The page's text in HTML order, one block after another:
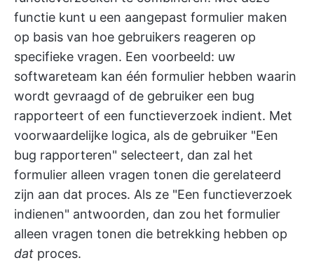
functie kunt u een aangepast formulier maken
op basis van hoe gebruikers reageren op
specifieke vragen. Een voorbeeld: uw
softwareteam kan één formulier hebben waarin
wordt gevraagd of de gebruiker een bug
rapporteert of een functieverzoek indient. Met
voorwaardelijke logica, als de gebruiker "Een
bug rapporteren" selecteert, dan zal het
formulier alleen vragen tonen die gerelateerd
zijn aan dat proces. Als ze "Een functieverzoek
indienen" antwoorden, dan zou het formulier
alleen vragen tonen die betrekking hebben op
dat proces.